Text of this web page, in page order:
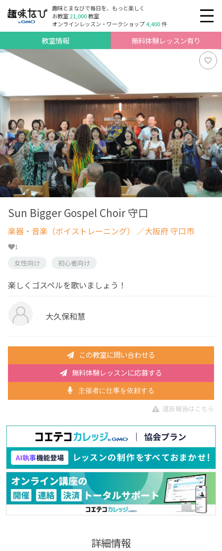
趣味とまなびで毎日を、もっと楽しく
お教室21,000教室
オンラインレッスン・ワークショップ4,400件
教室情報 無料体験レッスン有り
Sun Bigger Gospel Choir 守口
楽器・音楽（ボイストレーニング） ／大阪府 守口市
1
女性向け
初心者向け
楽しくゴスペルを歌いましょう！
大久保和慧
この教室に問い合わせる
無料体験レッスンに応募する
主催者に仕事を依頼する
違反報告はこちら
詳細情報